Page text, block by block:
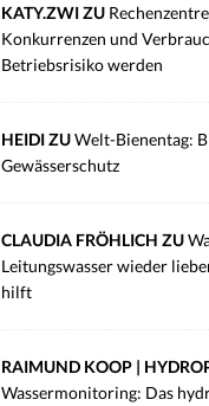
KATY.ZWI ZU
Konkurrenzen und
Betriebsrisiko werden
HEIDI ZUWelt-Bienentag:
Gewässerschutz
CLAUDIA FRÖHLICH ZU
Leitungswasser wieder
hilft
RAIMUND KOOP |
Wassermonitoring: Das